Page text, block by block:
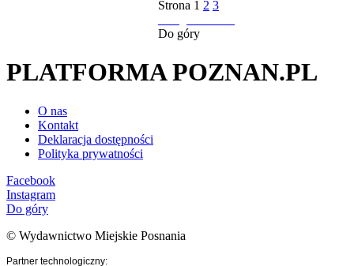
Strona 1 2 3
Do góry
PLATFORMA POZNAN.PL
O nas
Kontakt
Deklaracja dostępności
Polityka prywatności
Facebook
Instagram
Do góry
© Wydawnictwo Miejskie Posnania
Partner technologiczny: